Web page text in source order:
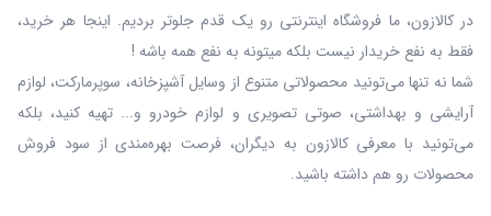
در کالازون، ما فروشگاه اینترنتی رو یک قدم جلوتر بردیم. اینجا هر خرید،
فقط به نفع خریدار نیست بلکه میتونه به نفع همه باشه !
شما نه‌ تنها می‌تونید محصولاتی متنوع از وسایل آشپزخانه، سوپرمارکت، لوازم
آرایشی و بهداشتی، صوتی تصویری و لوازم خودرو و... تهیه کنید، بلکه
می‌تونید با معرفی کالازون به دیگران، فرصت بهره‌مندی از سود فروش
محصولات رو هم داشته باشید.